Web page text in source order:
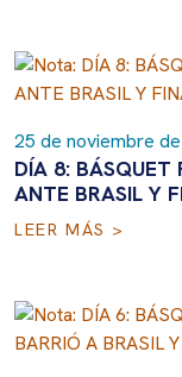
25 de noviembre
DÍA 8: BÁSQUET
ANTE BRASIL Y
LEER MÁS >